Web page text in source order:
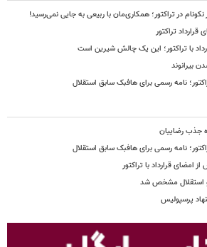
در تراکتور؛ همکاری‌مان با ربیعی به جایی نمی‌رسید!
تراکتور
با تراکتور؛ این یک چالش شیرین است
بیرانوند
نامه رسمی برای هافبک سابق استقلال
جذب رضاییان
نامه رسمی برای هافبک سابق استقلال
قرارداد با تراکتور
و استقلال مشخص شد
پرسپولیس